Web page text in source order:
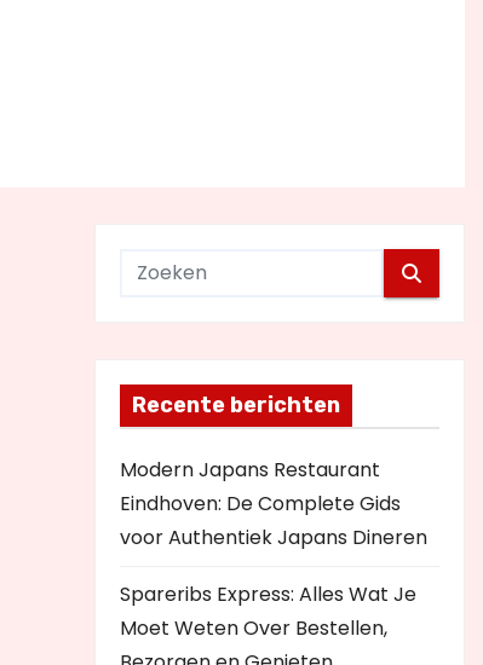
Recente berichten
Modern Japans Restaurant
Eindhoven: De Complete Gids
voor Authentiek Japans Dineren
Spareribs Express: Alles Wat Je
Moet Weten Over Bestellen,